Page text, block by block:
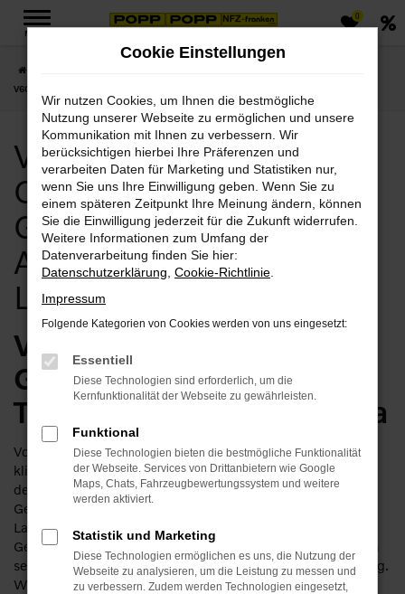
Zum
MENÜ
0
V60 Cross Country Gebrauchtwagen Angebote mit Lieferservice nach Jena
Volvo Jena, Volvo V60
Cross Country
Gebrauchtwagen
Angebote mit
Lieferservice nach Jena
Volvo V60 Cross Country
Gebrauchtwagen vom
Traditionshändler für Jena
Volvo V60 Cross Country Gebrauchtwagen für Jena – das
klingt gut und richtig. Sparen Sie getrost ordentlich Geld,
denn bei diesem Hersteller machen Sie auch mit einem
Gebrauchten nichts verkehrt. Die Besonderheit liegt in der
Langlebigkeit der Fahrzeuge. Ein Volvo V60 Cross Country
Gebrauchtwagen kann bereits einige Jahre gefahren worden
sein und zeigt immer noch keinerlei Anzeichen von Ermüdung.
Wir bieten Ihnen für Ihre Mobilität in Jena bevorzugt junge
Cookie Einstellungen
Wir nutzen Cookies, um Ihnen die bestmögliche
Nutzung unserer Webseite zu ermöglichen und unsere
Kommunikation mit Ihnen zu verbessern. Wir
berücksichtigen hierbei Ihre Präferenzen und
verarbeiten Daten für Marketing und Statistiken nur,
wenn Sie uns Ihre Einwilligung geben. Wenn Sie zu
einem späteren Zeitpunkt Ihre Meinung ändern, können
Sie die Einwilligung jederzeit für die Zukunft widerrufen.
Weitere Informationen zum Umfang der
Datenverarbeitung finden Sie hier:
Datenschutzerklärung Cookie-Richtlinie
Impressum
Folgende Kategorien von Cookies werden von uns eingesetzt:
Essentiell
Diese Technologien sind erforderlich, um die
Kernfunktionalität der Webseite zu gewährleisten.
Funktional
Diese Technologien bieten die bestmögliche Funktionalität
der Webseite. Services von Drittanbietern wie Google
Maps, Chats, Fahrzeugbewertungssystem und weitere
werden aktiviert.
Statistik und Marketing
Diese Technologien ermöglichen es uns, die Nutzung der
Webseite zu analysieren, um die Leistung zu messen und
zu verbessern. Zudem werden Technologien eingesetzt,